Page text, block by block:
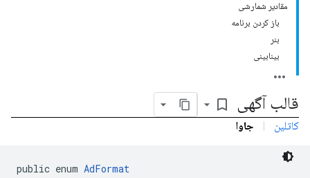
مقادیر شمارشی
باز کردن برنامه
بنر
بینابینی
قالب آگهی bookmark_border
کاتلین | جاوا
public enum AdFormat